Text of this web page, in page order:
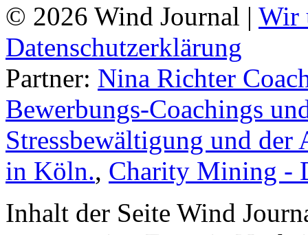
© 2026 Wind Journal | Wir
Datenschutzerklärung
Partner: Nina Richter
Bewerbungs-Coachings
Stressbewältigung und
in Köln., Charity Mining -
Inhalt der Seite Wind